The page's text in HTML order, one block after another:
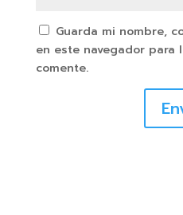
Guarda mi nombre,
en este navegador para
comente.